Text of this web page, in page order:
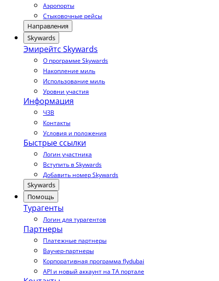
Аэропорты
Стыковочные рейсы
Направления
Skywards
Эмирейтс Skywards
О программе Skywards
Накопление миль
Использование миль
Уровни участия
Информация
ЧЗВ
Контакты
Условия и положения
Быстрые ссылки
Логин участника
Вступить в Skywards
Добавить номер Skywards
Skywards
Помощь
Турагенты
Логин для турагентов
Партнеры
Платежные партнеры
Ваучер-партнеры
Корпоративная программа flydubai
API и новый аккаунт на TA портале